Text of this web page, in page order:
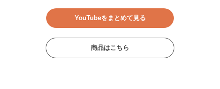
YouTubeをまとめて見る
商品はこちら